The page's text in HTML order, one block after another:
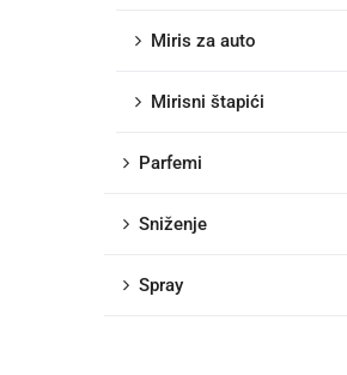
Miris za auto
Mirisni štapići
Parfemi
Sniženje
Spray